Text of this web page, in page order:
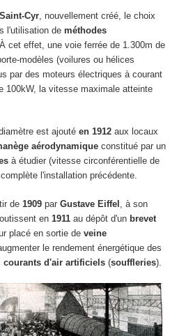
Cyr, nouvellement créé, le choix
l'utilisation de méthodes
cet effet, une voie ferrée de 1.300m de
modèles (voilures ou hélices
par des moteurs électriques à courant
100kW, la vitesse maximale atteinte
est ajouté en 1912aux locaux
aérodynamiqueconstitué par un
à étudier (vitesse circonférentielle de
l'installation précédente.
de 1909par Gustave Eiffel , à son
en 1911 au dépôt d'un brevet
placé en sortie de veine
le rendement énergétique des
courants d'air artificiels(souffleries).